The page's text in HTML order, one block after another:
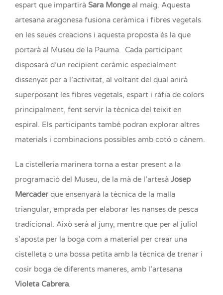
espart que impartirà Sara Mongeal maig. Aquesta
artesana aragonesa fusiona ceràmica i fibres vegetals
en les seues creacions i aquesta proposta és la que
portarà al Museu de la Pauma. Cada participant
disposarà d’un recipient ceràmic especialment
dissenyat per a l’activitat, al voltant del qual anirà
superposant les fibres vegetals, espart i ràfia de colors
principalment, fent servir la tècnica del teixit en
espiral. Els participants també podran explorar altres
materials i combinacions possibles amb cotó o cànem.
La cistelleria marinera torna a estar present a la
programació del Museu, de la mà de l’artesà Josep
Mercaderque ensenyarà la tècnica de la malla
triangular, emprada per elaborar les nanses de pesca
tradicional. Això serà al juny, mentre que per al juliol
s’aposta per la boga com a material per crear una
cistelleta o una bossa petita amb la tècnica de trenar i
cosir boga de diferents maneres, amb l’artesana
Violeta Cabrera.